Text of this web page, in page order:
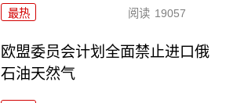
最热 阅读 19057
欧盟委员会计划全面禁止进口俄
石油天然气